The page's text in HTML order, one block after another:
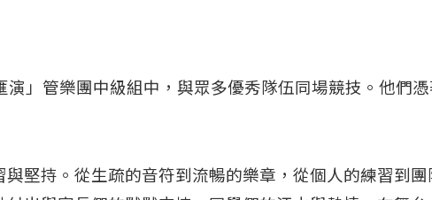
」管樂團中級組中，與眾多優秀隊伍同場競技。他們
堅持。從生疏的音符到流暢的樂章，從個人的練習到